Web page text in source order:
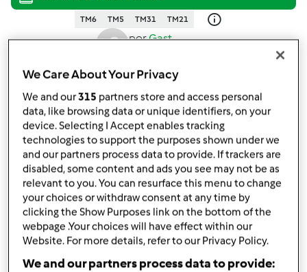
TM6 TM5 TM31 TM21
porGast
Adicionar às minhas coleções
Partilhar receita
Criar uma variante
Ingredientes
Bolinho de Arroz - Frito na AirFryer
We Care About Your Privacy
We and our315 partners store and access personal
data, like browsing data or unique identifiers, on your
device. Selecting I Accept enables tracking
technologies to support the purposes shown under we
and our partners process data to provide. If trackers are
disabled, some content and ads you see may not be as
relevant to you. You can resurface this menu to change
your choices or withdraw consent at any time by
clicking the Show Purposes link on the bottom of the
webpage .Your choices will have effect within our
Website. For more details, refer to our Privacy Policy.
We and our partners process data to provide: